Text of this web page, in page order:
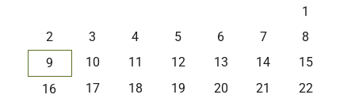
events
1
2
3 4 5 6 7
8
9
10 11 12 13 14
15
16
17 18 19 20 21
22